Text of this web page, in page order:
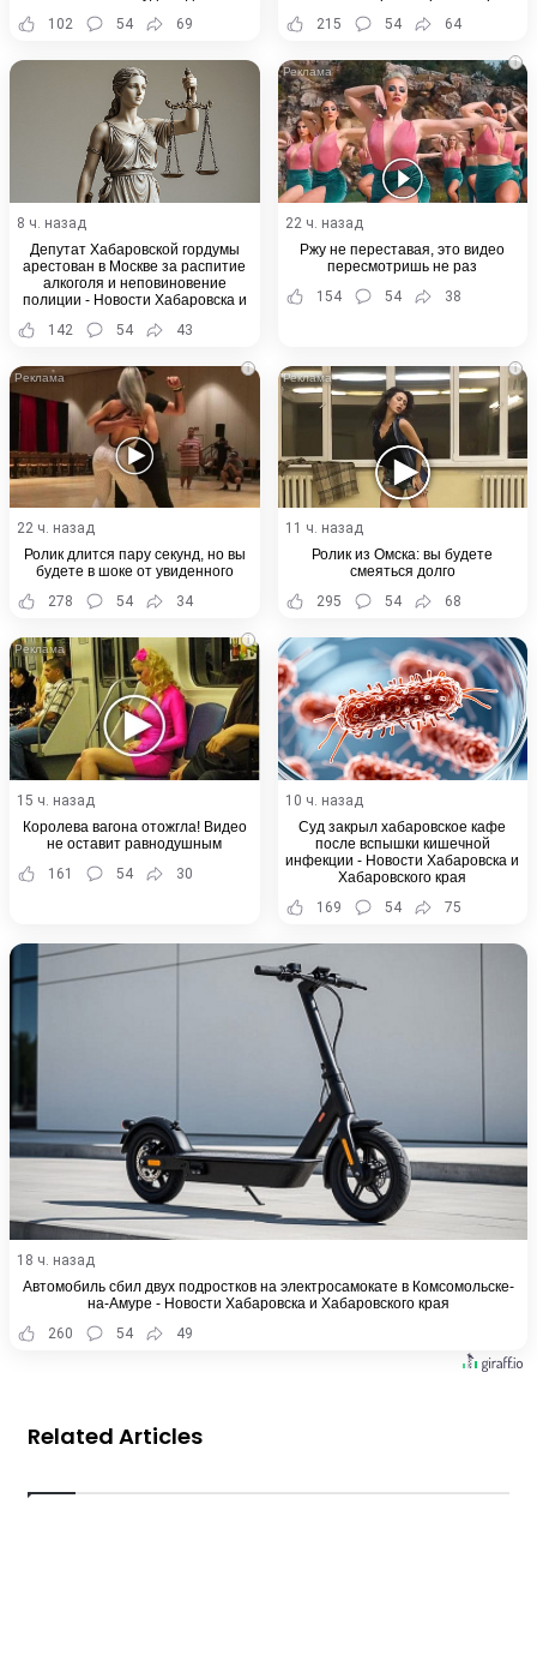
102
54 69
215
54 64
8 ч. назад
Депутат Хабаровской гордумы
арестован в Москве за распитие
алкоголя и неповиновение
полиции - Новости Хабаровска и
142 54 43
i
22 ч. назад
Ржу не переставая, это видео
пересмотришь не раз
154
54 38
i
22 ч. назад
Ролик длится пару секунд, но вы
будете в шоке от увиденного
278
54 34
i
11 ч. назад
Ролик из Омска: вы будете
смеяться долго
295
54 68
i
15 ч. назад
Королева вагона отожгла! Видео
не оставит равнодушным
161
54 30
10 ч. назад
Суд закрыл хабаровское кафе
после вспышки кишечной
инфекции - Новости Хабаровска и
Хабаровского края
169
54 75
18 ч. назад
Автомобиль сбил двух подростков на электросамокате в Комсомольске-
на-Амуре - Новости Хабаровска и Хабаровского края
260
54 49
Related Articles